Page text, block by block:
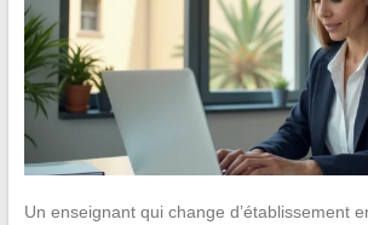
Un enseignant qui change d’établissement